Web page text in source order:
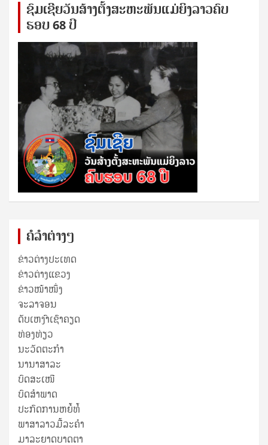
ຊົ​ມ​ເຊີຍ​ວັນ​ສ້າງ​ຕັ້ງ​ສະ​ຫະ​ພັນ​ແມ່​ຍິງ​​ລາວຄົບ​
ຮອບ 68 ປິ
ຄໍລຳຕ່າງໆ
ຂ່າວຕ່າງປະເທດ
ຂ່າວ​ຕ່າງ​ແຂວງ
ຂ່າວໜ້າໜຶ່ງ
ຈະລາຈອນ
ດັບເຫງົາເຊົາຄຽດ
ທ່ອງທ່ຽວ
ນະວັດຕະກໍາ
ນານາສາລະ
ບົດສະເໜີ
ບົດສໍາພາດ
ປະກົດການຫຍໍ້ທໍ້
ພາສາລາວມື້ລະຄຳ
ມາລະຍາດບາດຕາ